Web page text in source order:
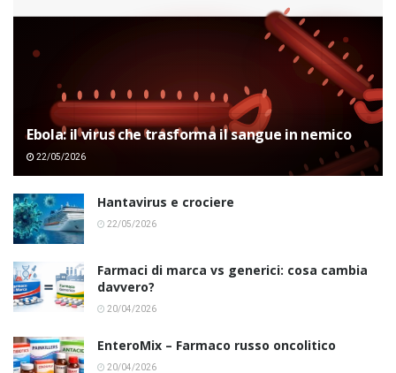
Ebola: il virus che trasforma il sangue in nemico
22/05/2026
Hantavirus e crociere
22/05/2026
Farmaci di marca vs generici: cosa cambia
davvero?
20/04/2026
EnteroMix – Farmaco russo oncolitico
20/04/2026